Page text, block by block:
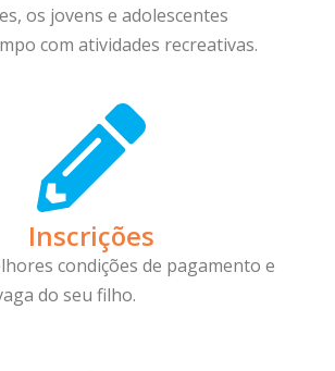
os jovens e adolescentes
com atividades recreativas.
Inscrições
condições de pagamento e
do seu filho.